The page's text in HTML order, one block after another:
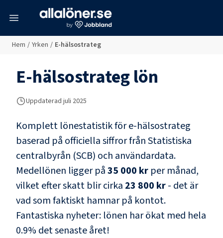
Hem / Yrken / E-hälsostrateg
E-hälsostrateglön
Uppdaterad juli 2025
Komplett lönestatistik före-hälsostrateg
baserad på officiella siffror från Statistiska
centralbyrån (SCB) och användardata.
Medellönen ligger på35 000 kr per månad,
vilket efter skatt blir cirka 23 800 kr- det är
vad som faktiskt hamnar på kontot.
Fantastiska nyheter: lönen har ökat med hela
0.9% det senaste året!